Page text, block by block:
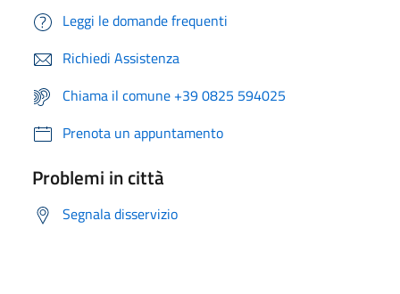
Leggi le domande frequenti
Richiedi Assistenza
Chiama il comune +39 0825 594025
Prenota un appuntamento
Problemi in città
Segnala disservizio